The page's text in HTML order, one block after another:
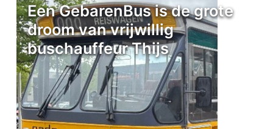
Een GebarenBus is de grote
droom van vrijwillig
buschauffeur Thijs